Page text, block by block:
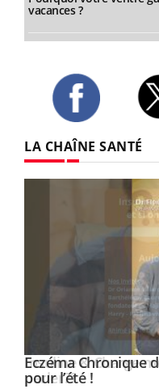
vacances ?
LA CHAÎNE SANTÉ
Youtube
Eczéma Chronique
pour l’été !Youtube